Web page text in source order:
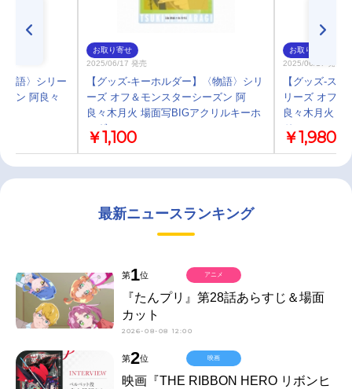
物語〉シリー
ズン 阿良々
お取り寄せ
2025/06/17 発売
【グッズ-キーホルダー】〈物語〉シリ
ーズ オフ＆モンスターシーズン 阿
良々木月火 場面写BIGアクリルキーホ
ルダー
￥1,100
お取り寄せ
2025/06/17 発売
【グッズ-ス
リーズ オフ＆
良々木月火 場
ド
￥1,980
最新ニュースランキング
第1位
『たんプリ』第28話あらすじ＆場面
カット
2026-08-08 12:00
アニメ
第2位
映画『THE RIBBON HERO リボンヒ
映画